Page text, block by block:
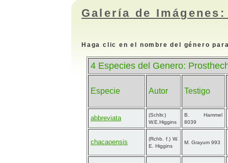
Galería de
Haga clic en el nombre del género
4 Especies del Genero:
Especie Autor Testigo
abbreviata
(Schltr.)
W.E.Higgins
B. Hammel
8039
chacaoensis
(Rchb. f.) W.
E. Higgins
M. Grayum 993